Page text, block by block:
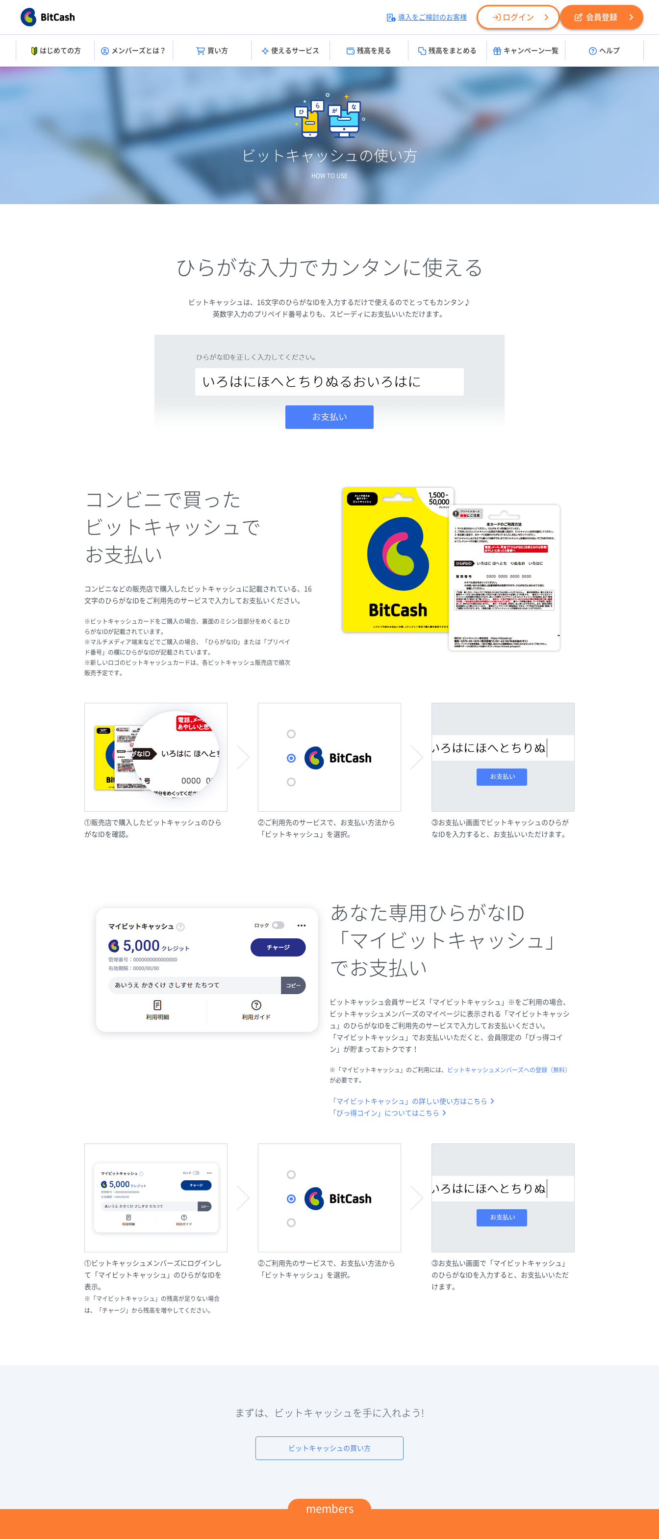
導入をご検討のお客様 ログイン 会員登録
はじめての方 メンバーズとは？ 買い方 使えるサービス 残高を見る 残高をまとめる キャンペーン一覧 ヘルプ
ビットキャッシュの使い方
HOW TO USE
ひらがな入力でカンタンに使える
ビットキャッシュは、16文字のひらがなIDを入力するだけで使えるのでとってもカンタン♪
英数字入力のプリペイド番号よりも、スピーディにお支払いいただけます。
コンビニで買った
ビットキャッシュで
お支払い
コンビニなどの販売店で購入したビットキャッシュに記載されている、16
文字のひらがなIDをご利用先のサービスで入力してお支払いください。
※ビットキャッシュカードをご購入の場合、裏面のミシン目部分をめくるとひ
らがなIDが記載されています。
※マルチメディア端末などでご購入の場合、「ひらがなID」または「プリペイ
ド番号」の欄にひらがなIDが記載されています。
※新しいロゴのビットキャッシュカードは、各ビットキャッシュ販売店で順次
販売予定です。
①販売店で購入したビットキャッシュのひら
がなIDを確認。
②ご利用先のサービスで、お支払い方法から
「ビットキャッシュ」を選択。
③お支払い画面でビットキャッシュのひらが
なIDを入力すると、お支払いいただけます。
あなた専用ひらがなID
「マイビットキャッシュ」
でお支払い
ビットキャッシュ会員サービス「マイビットキャッシュ」※をご利用の場合、
ビットキャッシュメンバーズのマイページに表示される「マイビットキャッシ
ュ」のひらがなIDをご利用先のサービスで入力してお支払いください。
「マイビットキャッシュ」でお支払いいただくと、会員限定の「びっ得コイ
ン」が貯まっておトクです！
※「マイビットキャッシュ」のご利用には、
ビットキャッシュメンバーズへの登録（無料）
が必要です。
「マイビットキャッシュ」の詳しい使い方はこちら
「びっ得コイン」についてはこちら
①ビットキャッシュメンバーズにログインし
て「マイビットキャッシュ」のひらがなIDを
表示。
※「マイビットキャッシュ」の残高が足りない場合
は、「チャージ」から残高を増やしてください。
②ご利用先のサービスで、お支払い方法から
「ビットキャッシュ」を選択。
③お支払い画面で「マイビットキャッシュ」
のひらがなIDを入力すると、お支払いいただ
けます。
まずは、ビットキャッシュを手に入れよう!
ビットキャッシュの買い方
members